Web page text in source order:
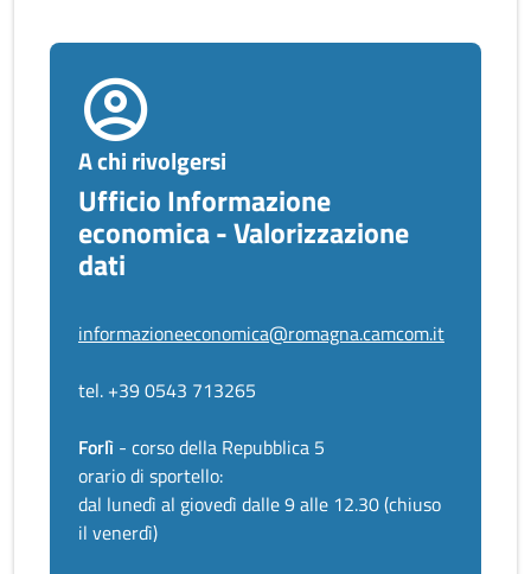
A chi rivolgersi
Ufficio Informazione
economica - Valorizzazione
dati
informazioneeconomica@romagna.camcom.it
tel. +39 0543 713265
Forlì - corso della Repubblica 5
orario di sportello:
dal lunedì al giovedì dalle 9 alle 12.30 (chiuso
il venerdì)